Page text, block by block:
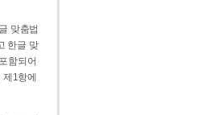
맞춤법
한글 맞
함되어
1항에